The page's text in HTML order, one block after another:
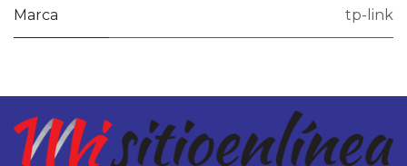
Marca tp-link